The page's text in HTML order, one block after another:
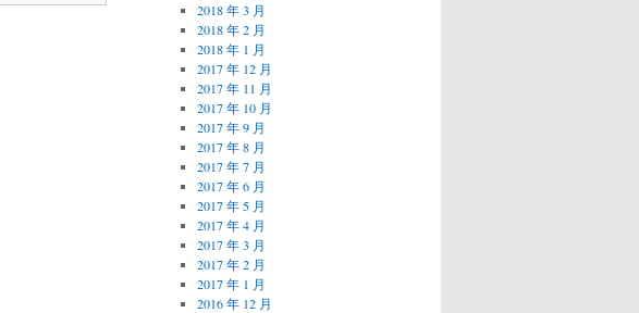
2018 年 3 月
2018 年 2 月
2018 年 1 月
2017 年 12 月
2017 年 11 月
2017 年 10 月
2017 年 9 月
2017 年 8 月
2017 年 7 月
2017 年 6 月
2017 年 5 月
2017 年 4 月
2017 年 3 月
2017 年 2 月
2017 年 1 月
2016 年 12 月